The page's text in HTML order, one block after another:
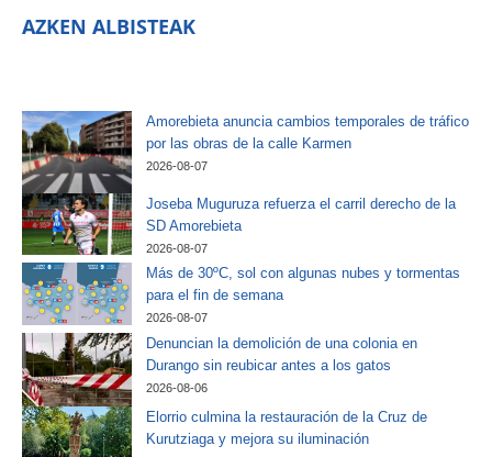
AZKEN ALBISTEAK
Amorebieta anuncia cambios temporales de tráfico
por las obras de la calle Karmen
2026-08-07
Joseba Muguruza refuerza el carril derecho de la
SD Amorebieta
2026-08-07
Más de 30ºC, sol con algunas nubes y tormentas
para el fin de semana
2026-08-07
Denuncian la demolición de una colonia en
Durango sin reubicar antes a los gatos
2026-08-06
Elorrio culmina la restauración de la Cruz de
Kurutziaga y mejora su iluminación